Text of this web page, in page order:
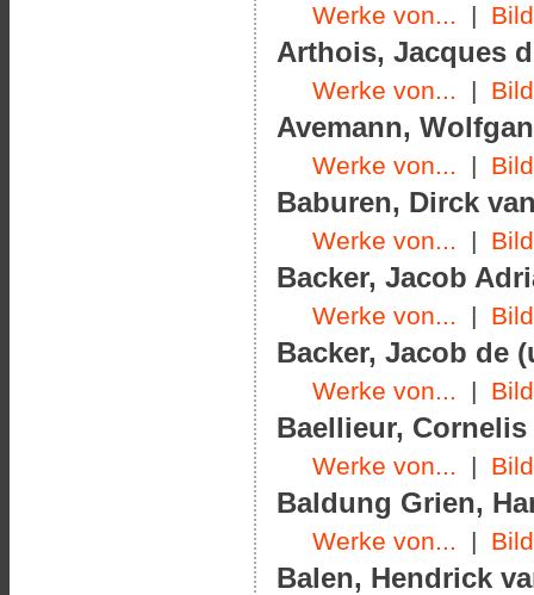
Werke von... |
Arthois, Jacques
Werke von... |
Avemann,
Werke von... |
Baburen, Dirck
Werke von... |
Backer, Jacob
Werke von... |
Backer, Jacob de
Werke von... |
Baellieur, Cornelis
Werke von... |
Baldung Grien,
Werke von... |
Balen, Hendrick